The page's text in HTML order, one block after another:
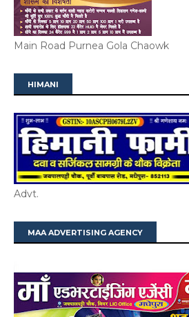
Main Road Purnea Gola Chaowk
HIMANI
Advt.
MAA ADVERTISING AGENCY